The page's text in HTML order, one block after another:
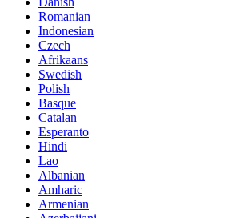
Romanian
Indonesian
Czech
Afrikaans
Swedish
Polish
Basque
Catalan
Esperanto
Hindi
Lao
Albanian
Amharic
Armenian